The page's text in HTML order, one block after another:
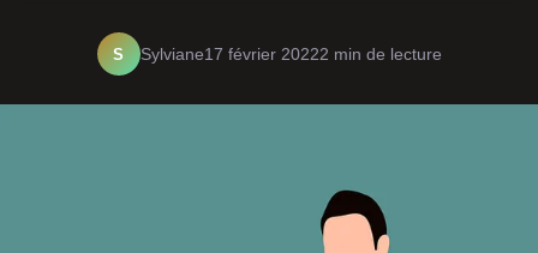
S Sylviane17 février 20222 min de lecture